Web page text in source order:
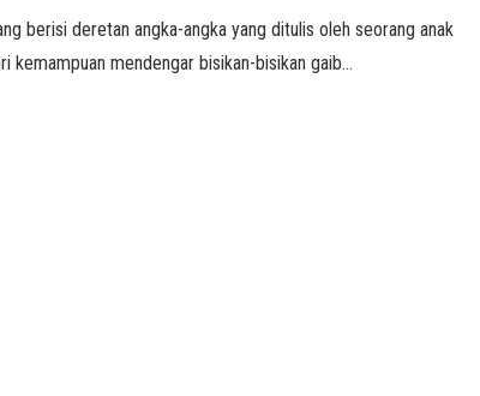
berisi deretan angka-angka yang ditulis oleh seorang anak
kemampuan mendengar bisikan-bisikan gaib…